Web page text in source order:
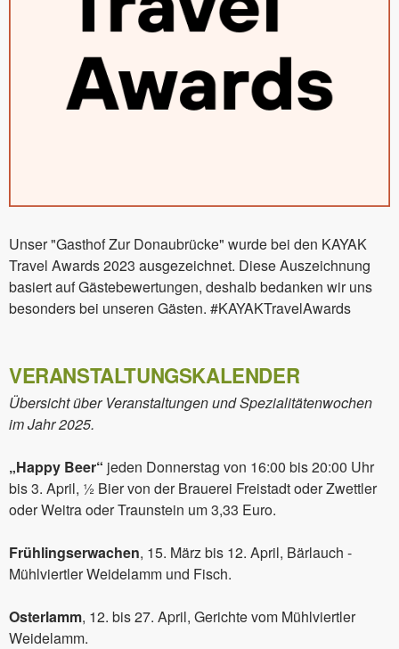
Unser "Gasthof Zur Donaubrücke" wurde bei den KAYAK
Travel Awards 2023 ausgezeichnet. Diese Auszeichnung
basiert auf Gästebewertungen, deshalb bedanken wir uns
besonders bei unseren Gästen. #KAYAKTravelAwards
VERANSTALTUNGSKALENDER
Übersicht über Veranstaltungen und Spezialitätenwochen
im Jahr 2025.
„Happy Beer“ jeden Donnerstag von 16:00 bis 20:00 Uhr
bis 3. April, ½ Bier von der Brauerei Freistadt oder Zwettler
oder Weitra oder Traunstein um 3,33 Euro.
Frühlingserwachen, 15. März bis 12. April, Bärlauch -
Mühlviertler Weidelamm und Fisch.
Osterlamm, 12. bis 27. April, Gerichte vom Mühlviertler
Weidelamm.